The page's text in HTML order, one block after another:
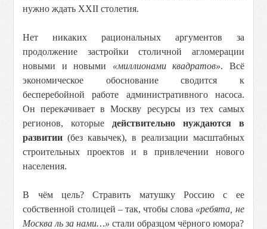
нужно ждать ХХII столетия.
Нет никаких рациональных аргументов за
продолжение застройки столичной агломерации
новыми и новыми «миллионами квадратов». Всё
экономическое обоснование сводится к
бесперебойной работе административного насоса.
Он перекачивает в Москву ресурсы из тех самых
регионов, которые действительно нуждаются в
развитии (без кавычек), в реализации масштабных
строительных проектов и в привлечении нового
населения.
В чём цель? Стравить матушку Россию с ее
собственной столицей – так, чтобы слова «ребята, не
Москва ль за нами…» стали образцом чёрного юмора?